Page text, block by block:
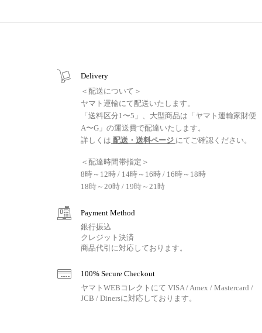
Delivery
＜配送について＞
ヤマト運輸にて配送いたします。
「送料区分1〜5」、大型商品は「ヤマト運輸家財便
A〜G」の運送費で配達いたします。
詳しくは 配送・送料ページ にてご確認ください。
＜配達時間帯指定＞
8時～12時 / 14時～16時 / 16時～18時
18時～20時 / 19時～21時
Payment Method
銀行振込
クレジット決済
商品代引に対応しております。
100% Secure Checkout
ヤマトWEBコレクトにて VISA / Amex / Mastercard /
JCB / Dinersに対応しております。